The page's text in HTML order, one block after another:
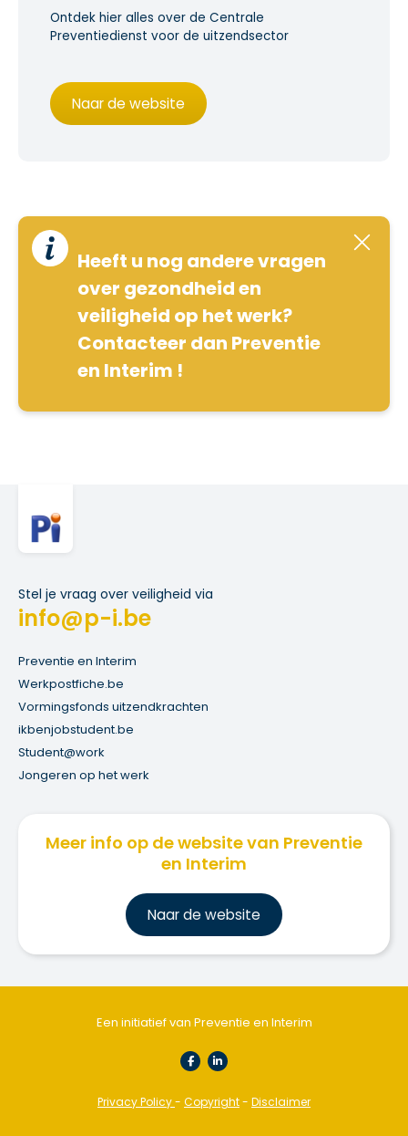
Ontdek hier alles over de Centrale
Preventiedienst voor de uitzendsector
Naar de website
Heeft u nog andere vragen
over gezondheid en
veiligheid op het werk?
Contacteer dan Preventie
en Interim !
Stel je vraag over veiligheid via
info@p-i.be
Preventie en Interim
Werkpostfiche.be
Vormingsfonds uitzendkrachten
ikbenjobstudent.be
Student@work
Jongeren op het werk
Meer info op de website van Preventie
en Interim
Naar de website
Een initiatief van Preventie en Interim
Privacy Policy- Copyright- Disclaimer